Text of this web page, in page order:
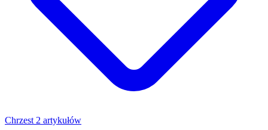
Chrzest 2 artykułów